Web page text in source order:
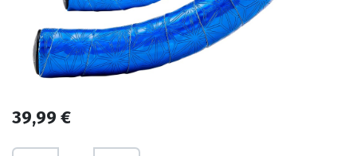
39,99 €